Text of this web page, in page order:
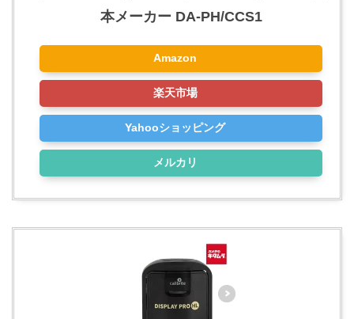
本メーカー DA-PH/CCS1
Amazon
楽天市場
Yahooショッピング
メルカリ